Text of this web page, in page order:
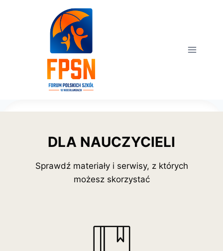
DLA NAUCZYCIELI
Sprawdź materiały i serwisy, z których
możesz skorzystać